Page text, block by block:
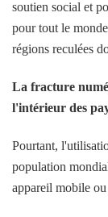
soutien social et
pour tout le
régions reculées
La fracture
l'intérieur des
Pourtant,
population
appareil mobile